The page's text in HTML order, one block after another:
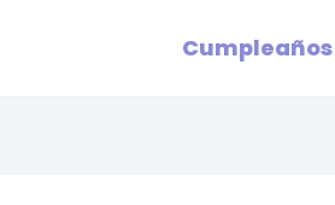
Cumpleaños